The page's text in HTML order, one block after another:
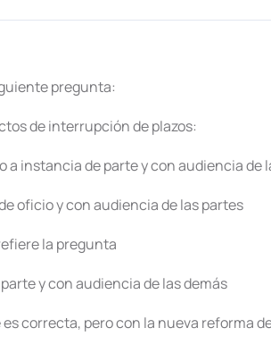
pregunta:
de interrupción de plazos:
a instancia de parte y con audiencia de
oficio y con audiencia de las partes
la pregunta
y con audiencia de las demás
correcta, pero con la nueva reforma